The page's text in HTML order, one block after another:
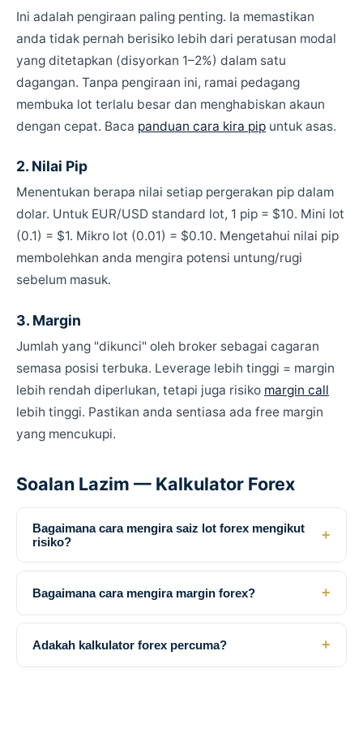
Ini adalah pengiraan paling penting. Ia memastikan
anda tidak pernah berisiko lebih dari peratusan modal
yang ditetapkan (disyorkan 1–2%) dalam satu
dagangan. Tanpa pengiraan ini, ramai pedagang
membuka lot terlalu besar dan menghabiskan akaun
dengan cepat. Baca panduan cara kira pip untuk asas.
2. Nilai Pip
Menentukan berapa nilai setiap pergerakan pip dalam
dolar. Untuk EUR/USD standard lot, 1 pip = $10. Mini lot
(0.1) = $1. Mikro lot (0.01) = $0.10. Mengetahui nilai pip
membolehkan anda mengira potensi untung/rugi
sebelum masuk.
3. Margin
Jumlah yang "dikunci" oleh broker sebagai cagaran
semasa posisi terbuka. Leverage lebih tinggi = margin
lebih rendah diperlukan, tetapi juga risiko margin call
lebih tinggi. Pastikan anda sentiasa ada free margin
yang mencukupi.
Soalan Lazim — Kalkulator Forex
Bagaimana cara mengira saiz lot forex mengikut
risiko?
+
Bagaimana cara mengira margin forex? +
Adakah kalkulator forex percuma? +